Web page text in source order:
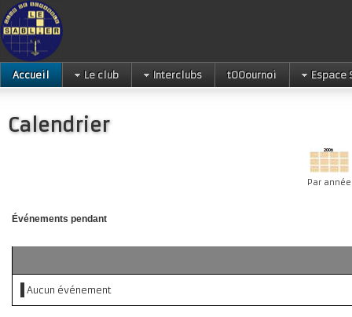
Accueil Le club Interclubs tOOournoi Espace
Calendrier
Par année
Événements pendant
Aucun événement